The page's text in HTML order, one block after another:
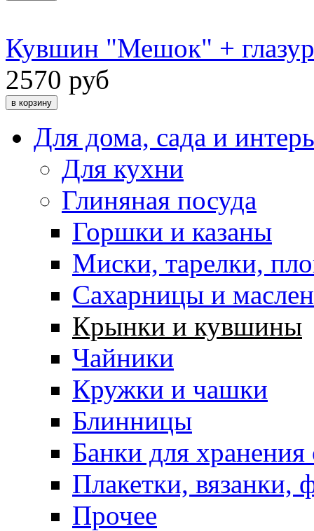
Кувшин "Мешок" +
2570 руб
Для дома, сада и
Для кухни
Глиняная посуда
Горшки и казаны
Миски, тарелки,
Сахарницы и
Крынки и кувшины
Чайники
Кружки и чашки
Блинницы
Банки для
Плакетки, вязанки,
Прочее